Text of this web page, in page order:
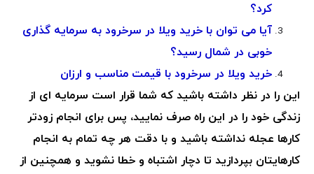
کرد؟
آیا می توان با خرید ویلا در سرخرود به سرمایه گذاری
خوبی در شمال رسید؟
خرید ویلا در سرخرود با قیمت مناسب و ارزان
این را در نظر داشته باشید که شما قرار است سرمایه ای از
زندگی خود را در این راه صرف نمایید، پس برای انجام زودتر
کارها عجله نداشته باشید و با دقت هر چه تمام به انجام
کارهایتان بپردازید تا دچار اشتباه و خطا نشوید و همچنین از